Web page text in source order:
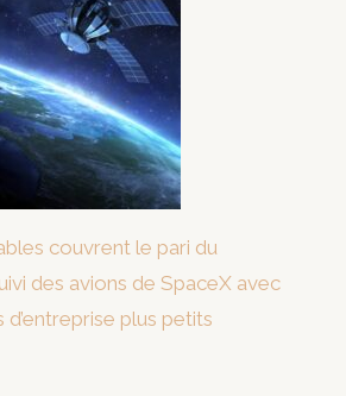
couvrent le pari du
des avions de SpaceX avec
plus petits